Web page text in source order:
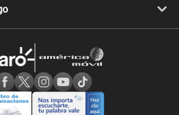
6S y SE
de Tienda Claro